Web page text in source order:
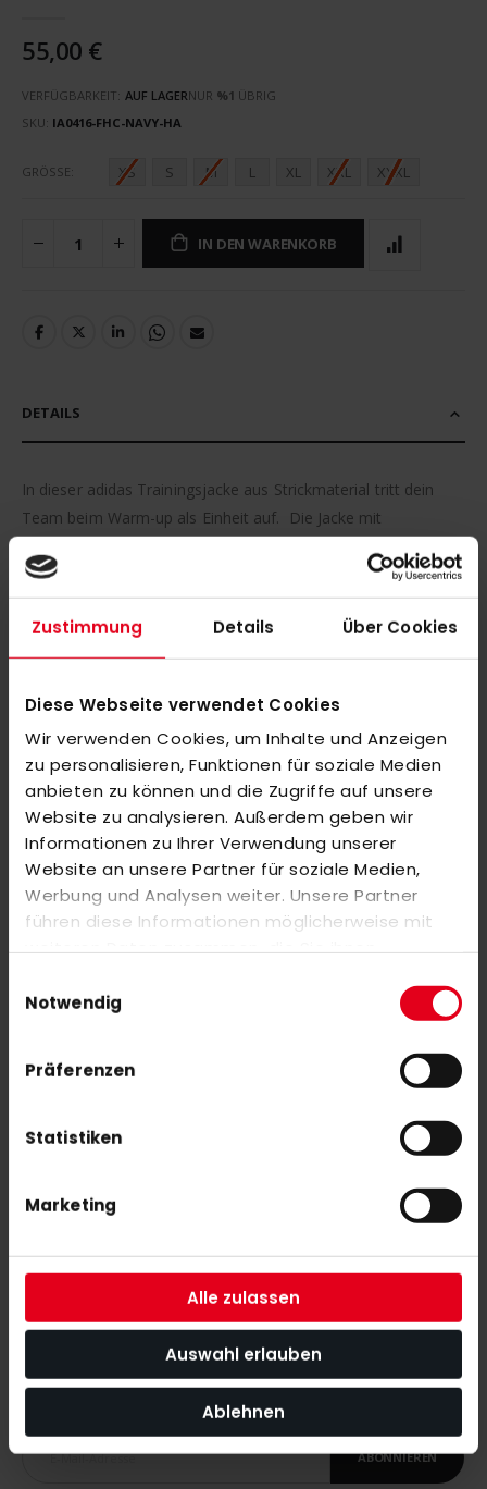
Zustimmung Details Über Cookies
Diese Webseite verwendet Cookies
Wir verwenden Cookies, um Inhalte und Anzeigen
zu personalisieren, Funktionen für soziale Medien
anbieten zu können und die Zugriffe auf unsere
Website zu analysieren. Außerdem geben wir
Informationen zu Ihrer Verwendung unserer
Website an unsere Partner für soziale Medien,
Werbung und Analysen weiter. Unsere Partner
führen diese Informationen möglicherweise mit
weiteren Daten zusammen, die Sie ihnen
Nutzung der Dienste gesammelt haben.
Notwendig
Präferenzen
Statistiken
Marketing
Alle zulassen
Auswahl erlauben
Ablehnen
55,00 €
VERFÜGBARKEIT: AUF LAGERNUR %1 ÜBRIG
SKU IA0416-FHC-NAVY-HA
GRÖSSE XS S M L XL XXL XXXL
IN DEN WARENKORB
DETAILS
In dieser adidas Trainingsjacke aus Strickmaterial tritt dein
Team beim Warm-up als Einheit auf. Die Jacke mit
aus recycelten Materialien hergestellt. Eine moderne,
sportliche Passform garantiert optimale Bewegungsfreiheit.
Sie kommt mit aufgesticktem adidas Logo auf der Brust
sowie mit 3-Streifen an den Schultern.
EIGENSCHAFTEN: Doubleknit, hydrophilic finish, AEROREADY,
teilweise aus recycelten Materialien hergestellt.
MEHR INFORMATIONEN
BEWERTUNGEN
ÄHNLICHE PRODUKTE
Markieren Sie die Artikel, um Sie dem Warenkorb hinzuzufügen
NEWSLETTER ANMELDUNG
Mit unserem Newsletter seid ihr immer auf den neuesten Stand
was News, Tipps und Rabattaktionen rund um unseren Shop
ABONNIEREN